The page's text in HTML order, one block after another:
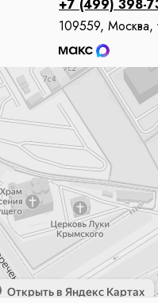
+7 (499) 398-
109559,
Верхние Поля, 39 — Яндекс Карты